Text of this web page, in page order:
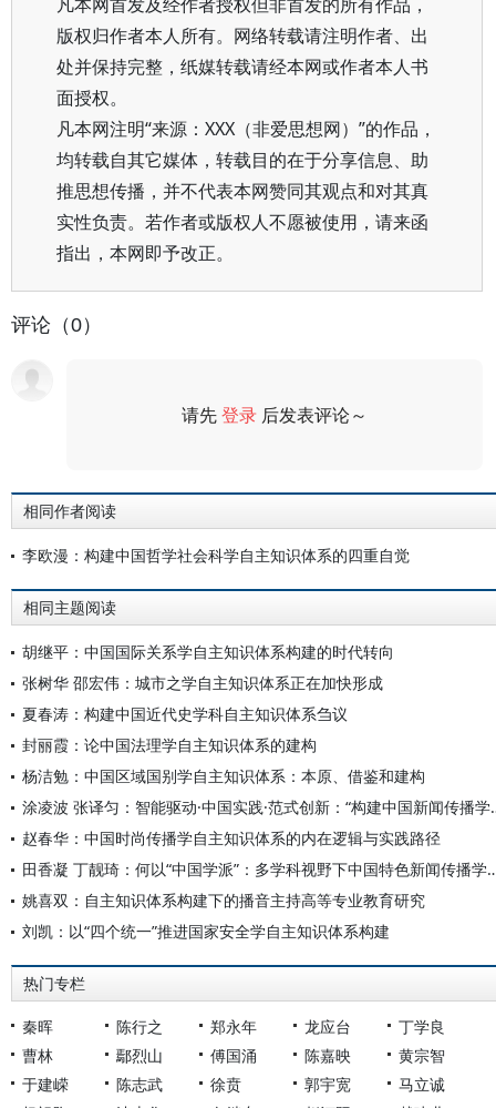
版权归作者本人所有。网络转载请注明作者、出
处并保持完整，纸媒转载请经本网或作者本人书
面授权。
凡本网注明“来源：XXX（非爱思想网）”的作品，
均转载自其它媒体，转载目的在于分享信息、助
推思想传播，并不代表本网赞同其观点和对其真
实性负责。若作者或版权人不愿被使用，请来函
指出，本网即予改正。
评论（0）
请先登录 后发表评论～
相同作者阅读
李欧漫：构建中国哲学社会科学自主知识体系的四重自觉
相同主题阅读
胡继平：中国国际关系学自主知识体系构建的时代转向
张树华 邵宏伟：城市之学自主知识体系正在加快形成
夏春涛：构建中国近代史学科自主知识体系刍议
封丽霞：论中国法理学自主知识体系的建构
杨洁勉：中国区域国别学自主知识体系：本原、借鉴和建构
涂凌波 张译匀：智能驱
赵春华：中国时尚传播学自主知识体系的内在逻辑与实践路径
田香凝 丁靓琦：何以“中国学派”
姚喜双：自主知识体系构建下的播音主持高等专业教育研究
刘凯：以“四个统一”推进国家安全学自主知识体系构建
热门专栏
秦晖 陈行之 郑永年 龙应台
丁学良
曹林
鄢烈山 傅国涌 陈嘉映
黄宗智
于建嵘
陈志武 徐贲 郭宇宽
马立诚